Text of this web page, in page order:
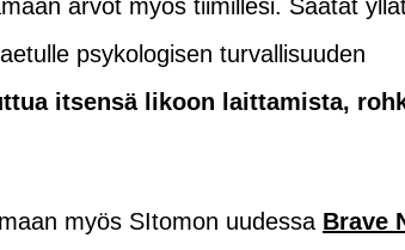
arvot myös tiimillesi. Saatat
psykologisen turvallisuuden
itsensä likoon laittamista,
myös SItomon uudessa Brave